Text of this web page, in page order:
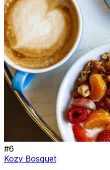
#6
Kozy Bosquet